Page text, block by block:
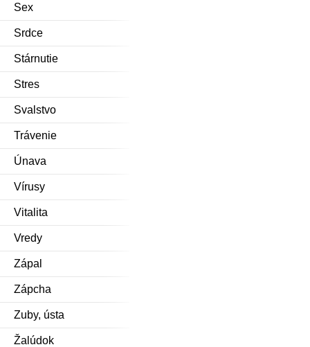
Sex
Srdce
Stárnutie
Stres
Svalstvo
Trávenie
Únava
Vírusy
Vitalita
Vredy
Zápal
Zápcha
Zuby, ústa
Žalúdok